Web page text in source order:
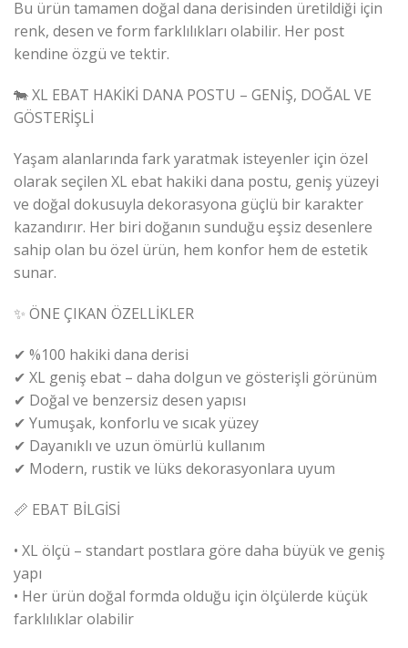
Bu ürün tamamen doğal dana derisinden üretildiği için
renk, desen ve form farklılıkları olabilir. Her post
kendine özgü ve tektir.
🐄 XL EBAT HAKİKİ DANA POSTU – GENİŞ, DOĞAL VE
GÖSTERİŞLİ
Yaşam alanlarında fark yaratmak isteyenler için özel
olarak seçilen XL ebat hakiki dana postu, geniş yüzeyi
ve doğal dokusuyla dekorasyona güçlü bir karakter
kazandırır. Her biri doğanın sunduğu eşsiz desenlere
sahip olan bu özel ürün, hem konfor hem de estetik
sunar.
✨ ÖNE ÇIKAN ÖZELLİKLER
✔ %100 hakiki dana derisi
✔ XL geniş ebat – daha dolgun ve gösterişli görünüm
✔ Doğal ve benzersiz desen yapısı
✔ Yumuşak, konforlu ve sıcak yüzey
✔ Dayanıklı ve uzun ömürlü kullanım
✔ Modern, rustik ve lüks dekorasyonlara uyum
📏 EBAT BİLGİSİ
• XL ölçü – standart postlara göre daha büyük ve geniş
yapı
• Her ürün doğal formda olduğu için ölçülerde küçük
farklılıklar olabilir